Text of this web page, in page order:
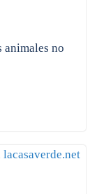
animales no